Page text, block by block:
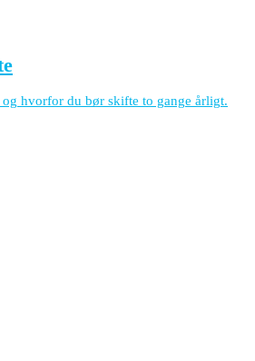
hvorfor du bør skifte to gange årligt.